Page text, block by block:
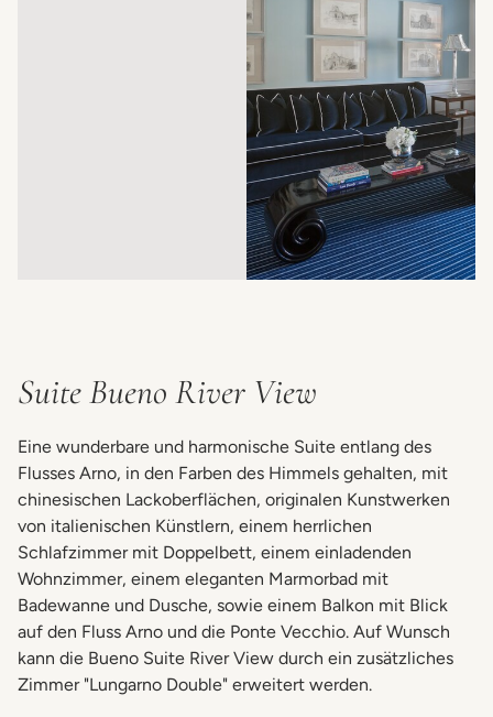
Suite Bueno River View
Eine wunderbare und harmonische Suite entlang des
Flusses Arno, in den Farben des Himmels gehalten, mit
chinesischen Lackoberflächen, originalen Kunstwerken
von italienischen Künstlern, einem herrlichen
Schlafzimmer mit Doppelbett, einem einladenden
Wohnzimmer, einem eleganten Marmorbad mit
Badewanne und Dusche, sowie einem Balkon mit Blick
auf den Fluss Arno und die Ponte Vecchio. Auf Wunsch
kann die Bueno Suite River View durch ein zusätzliches
Zimmer "Lungarno Double" erweitert werden.